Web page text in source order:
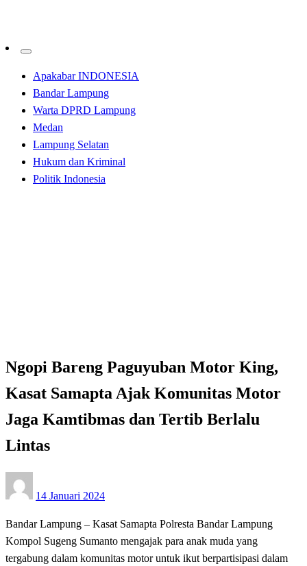
Apakabar INDONESIA
Bandar Lampung
Warta DPRD Lampung
Medan
Lampung Selatan
Hukum dan Kriminal
Politik Indonesia
Ngopi Bareng Paguyuban Motor King,
Kasat Samapta Ajak Komunitas Motor
Jaga Kamtibmas dan Tertib Berlalu
Lintas
on
14 Januari 2024
Bandar Lampung – Kasat Samapta Polresta Bandar Lampung
Kompol Sugeng Sumanto mengajak para anak muda yang
tergabung dalam komunitas motor untuk ikut berpartisipasi dalam